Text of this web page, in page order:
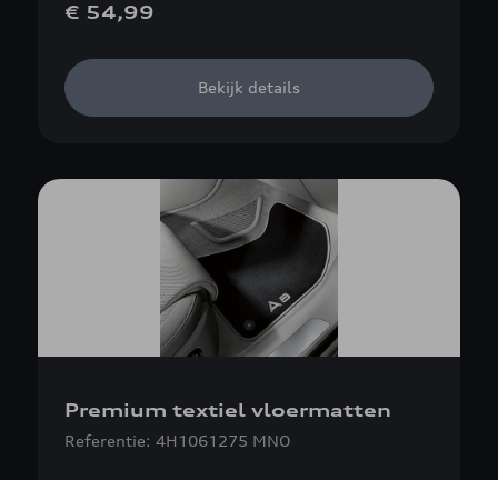
€ 54,99
Bekijk details
Premium textiel vloermatten
Referentie: 4H1061275 MNO